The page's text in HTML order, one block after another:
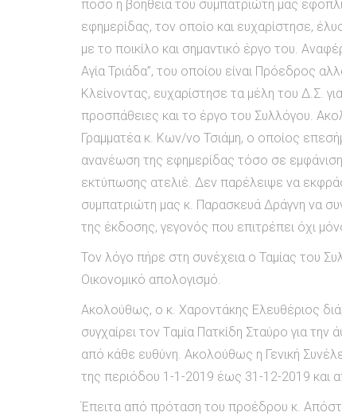
πόσο η βοήθεια του συμπατριώτη μας
εφημερίδας, τον οποίο και ευχαρίστησε,
με το ποικίλο και σημαντικό έργο του.
Αγία Τριάδα”, του οποίου είναι Πρόεδρος
Κλείνοντας, ευχαρίστησε τα μέλη του Δ.Σ.
προσπάθειες και το έργο του Συλλόγου.
Γραμματέα κ. Κων/νο Τσιάμη, ο οποίος
ανανέωση της εφημερίδας τόσο σε
εκτύπωσης ατελιέ. Δεν παρέλειψε να
συμπατριώτη μας κ. Παρασκευά Δράγνη να
της έκδοσης, γεγονός που επιτρέπει όχι
Τον λόγο πήρε στη συνέχεια ο Ταμίας του
Οικονομικό απολογισμό.
Ακολούθως, ο κ. Χαροντάκης Ελευθέριος
συγχαίρει τον Tαμία Πατκίδη Σταύρο για
από κάθε ευθύνη. Ακολούθως η Γενική
της περιόδου 1-1-2019 έως 31-12-2019 και
Έπειτα από πρόταση του προέδρου κ.